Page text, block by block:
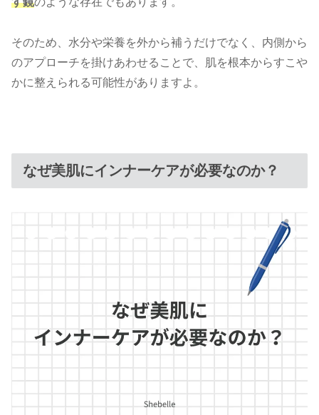
そのため、水分や栄養を外から補うだけでなく、内側から
のアプローチを掛けあわせることで、肌を根本からすこや
かに整えられる可能性がありますよ。
なぜ美肌にインナーケアが必要なのか？